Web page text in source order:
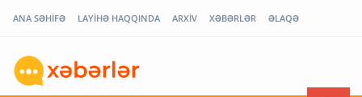
ANA SƏHİFƏ LAYİHƏ HAQQINDA ARXİV XƏBƏRLƏR ƏLAQƏ